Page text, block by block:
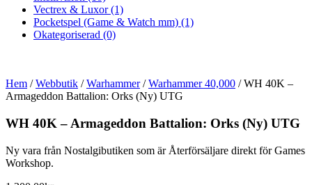
Vectrex & Luxor(1)
Pocketspel (Game & Watch mm) (1)
Okategoriserad (0)
Hem /Webbutik /Warhammer/Warhammer 40,000 / WH 40K –
Armageddon Battalion: Orks (Ny) UTG
WH 40K – Armageddon Battalion: Orks (Ny) UTG
Ny vara från Nostalgibutiken som är Återförsäljare direkt för Games
Workshop.